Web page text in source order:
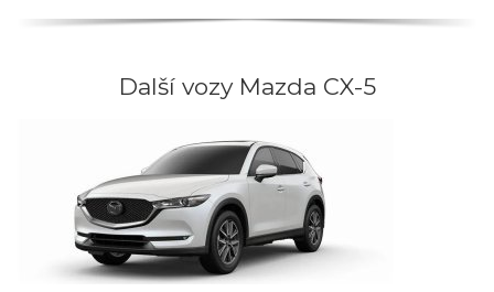
Další vozy Mazda CX-5